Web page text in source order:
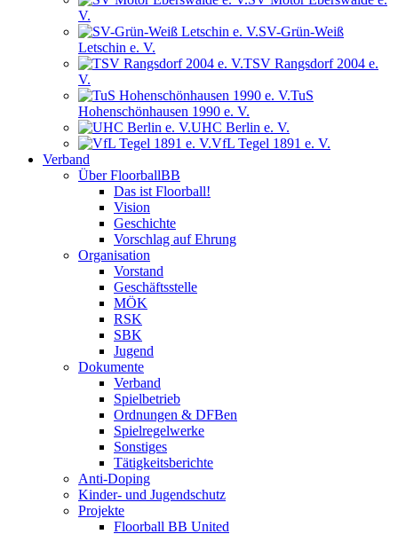
V.
SV-Grün-Weiß
Letschin e. V.
TSV Rangsdorf 2004 e.
V.
TuS
Hohenschönhausen 1990 e. V.
UHC Berlin e. V.
VfL Tegel 1891 e. V.
Verband
Über FloorballBB
Das ist Floorball!
Vision
Geschichte
Vorschlag auf Ehrung
Organisation
Vorstand
Geschäftsstelle
MÖK
RSK
SBK
Jugend
Dokumente
Verband
Spielbetrieb
Ordnungen & DFBen
Spielregelwerke
Sonstiges
Tätigkeitsberichte
Anti-Doping
Kinder- und Jugendschutz
Projekte
Floorball BB United